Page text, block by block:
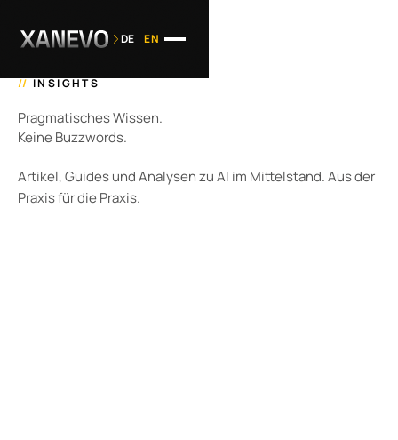
DE EN
//INSIGHTS
Pragmatisches Wissen.
Keine Buzzwords.
Artikel, Guides und Analysen zu AI im Mittelstand. Aus der
Praxis für die Praxis.